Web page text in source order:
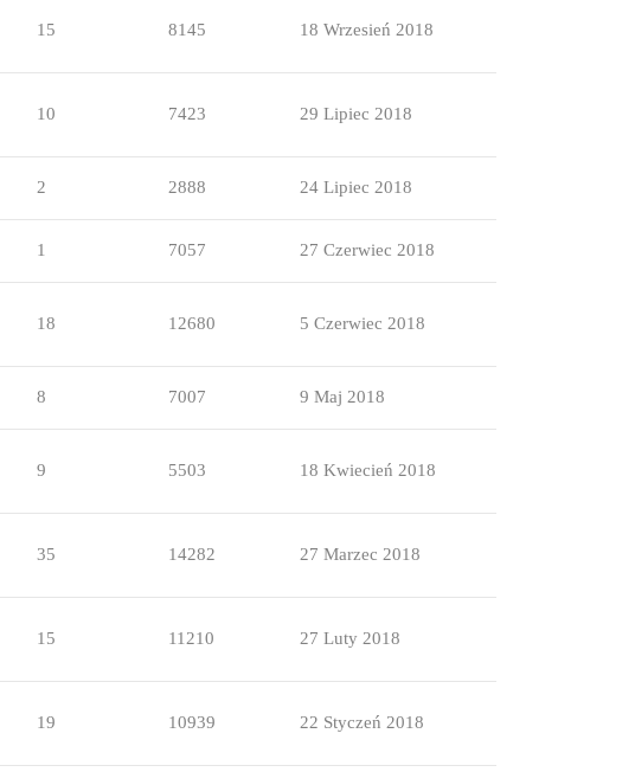
15 8145 18 Wrzesień 2018
10 7423 29 Lipiec 2018
2 2888 24 Lipiec 2018
1 7057 27 Czerwiec 2018
18 12680 5 Czerwiec 2018
8 7007 9 Maj 2018
9 5503 18 Kwiecień 2018
35 14282 27 Marzec 2018
15 11210 27 Luty 2018
19 10939 22 Styczeń 2018